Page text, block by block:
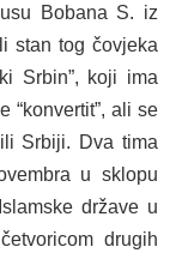
Bobana S. iz
stan tog čovjeka
Srbin”, koji ima
“konvertit”, ali se
Srbiji. Dva tima
u sklopu
države u
drugih